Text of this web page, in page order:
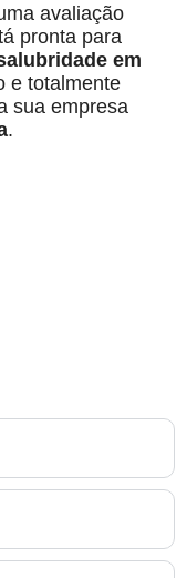
avaliação
pronta para
em
e totalmente
sua empresa
.